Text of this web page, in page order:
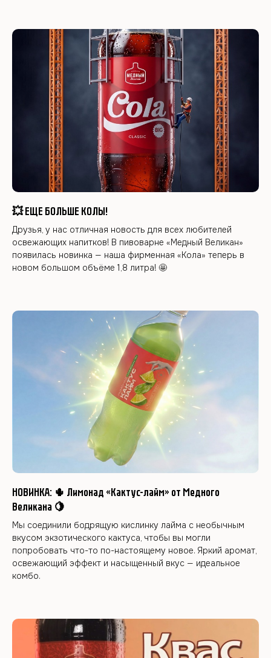
💥 ЕЩЕ БОЛЬШЕ КОЛЫ!
Друзья, у нас отличная новость для всех любителей
освежающих напитков! В пивоварне «Медный Великан»
появилась новинка — наша фирменная «Кола» теперь в
новом большом объёме 1,8 литра! 🤩
НОВИНКА: 🌵 Лимонад «Кактус-лайм» от Медного
Великана 🍋
Мы соединили бодрящую кислинку лайма с необычным
вкусом экзотического кактуса, чтобы вы могли
попробовать что-то по-настоящему новое. Яркий аромат,
освежающий эффект и насыщенный вкус — идеальное
комбо.